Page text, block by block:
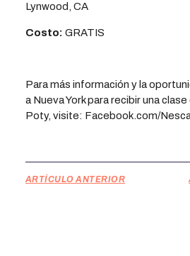
Lynwood, CA
Costo: GRATIS
Para más información y la
a Nueva York para recibir una
Poty, visite: Facebook.com/
ARTÍCULO ANTERIOR